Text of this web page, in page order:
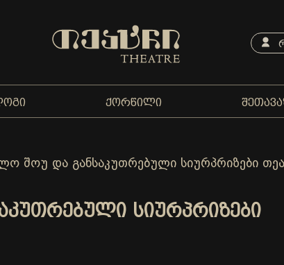
ᲥᲝᲠᲬᲘᲚᲘ
შოუ და განსაკუთრებული სიურპრიზები
ᲡᲘᲣᲠᲞᲠᲘᲖᲔᲑᲘ